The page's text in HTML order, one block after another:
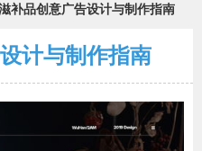
补品创意广告设计与制作指南
计与制作指南